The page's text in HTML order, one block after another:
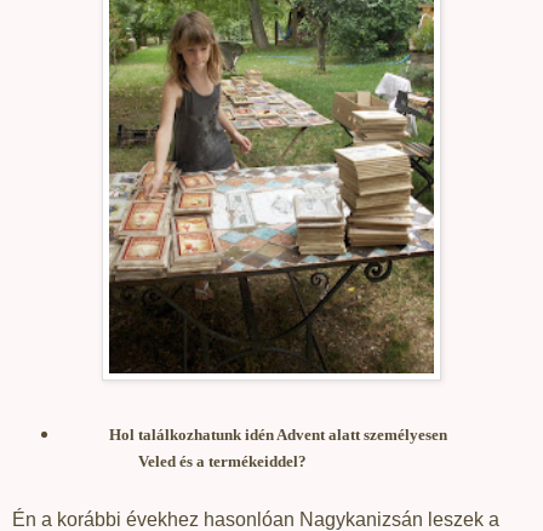
Hol találkozhatunk idén Advent alatt személyesen
Veled és a termékeiddel?
Én a korábbi évekhez hasonlóan Nagykanizsán leszek a